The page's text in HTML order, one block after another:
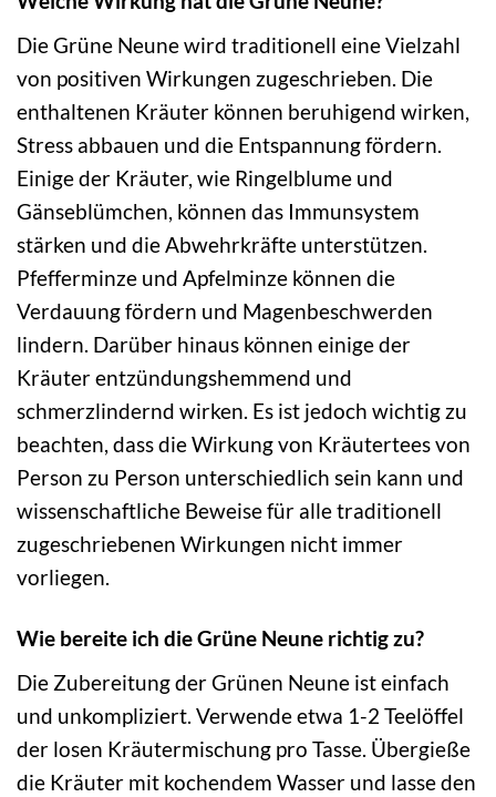
Die Grüne Neune wird traditionell eine Vielzahl
von positiven Wirkungen zugeschrieben. Die
enthaltenen Kräuter können beruhigend wirken,
Stress abbauen und die Entspannung fördern.
Einige der Kräuter, wie Ringelblume und
Gänseblümchen, können das Immunsystem
stärken und die Abwehrkräfte unterstützen.
Pfefferminze und Apfelminze können die
Verdauung fördern und Magenbeschwerden
lindern. Darüber hinaus können einige der
Kräuter entzündungshemmend und
schmerzlindernd wirken. Es ist jedoch wichtig zu
beachten, dass die Wirkung von Kräutertees von
Person zu Person unterschiedlich sein kann und
wissenschaftliche Beweise für alle traditionell
zugeschriebenen Wirkungen nicht immer
vorliegen.
Wie bereite ich die Grüne Neune richtig zu?
Die Zubereitung der Grünen Neune ist einfach
und unkompliziert. Verwende etwa 1-2 Teelöffel
der losen Kräutermischung pro Tasse. Übergieße
die Kräuter mit kochendem Wasser und lasse den